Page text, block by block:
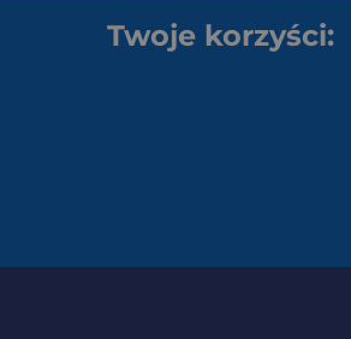
Twoje korzyści: